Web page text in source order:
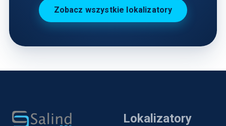
Zobacz wszystkie lokalizatory
Lokalizatory